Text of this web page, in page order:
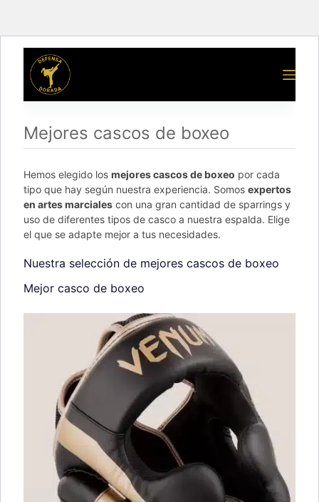
Mejores cascos de boxeo
Hemos elegido los mejores cascos de boxeo por cada
tipo que hay según nuestra experiencia. Somos expertos
en artes marciales con una gran cantidad de sparrings y
uso de diferentes tipos de casco a nuestra espalda. Elige
el que se adapte mejor a tus necesidades.
Nuestra selección de mejores cascos de boxeo
Mejor casco de boxeo